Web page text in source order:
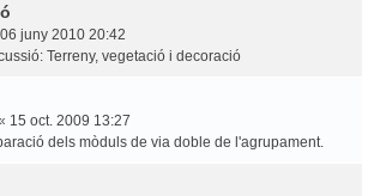
06 juny 2010 20:42
Terreny, vegetació i decoració
15 oct. 2009 13:27
dels mòduls de via doble de l'agrupament.